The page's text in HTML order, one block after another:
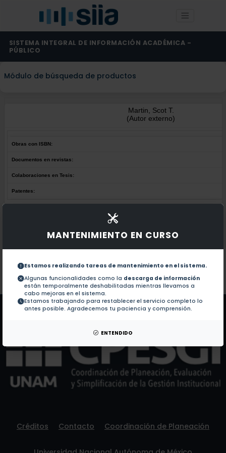
MANTENIMIENTO EN CURSO
Estamos realizando tareas de mantenimiento en el sistema.
Algunas funcionalidades como la descarga de información
están temporalmente deshabilitadas mientras llevamos a
cabo mejoras en el sistema.
Estamos trabajando para restablecer el servicio completo lo
antes posible. Agradecemos tu paciencia y comprensión.
ENTENDIDO
SISTEMA INTEGRAL DE INFORMACIÓN ACADÉMICA -
PÚBLICO
Módulo de búsqueda de productos
Martin, Scot T.
(Autor externo)
Obras con ISBN:
Documentos en revistas:
Colaboraciones en Tesis:
Patentes:
No hay obras de este autor.
Documentos en revistas:
Colaboraciones en Tesis:
Patentes: No hay patentes de este autor.
Créditos Contacto Coordinación de Planeación